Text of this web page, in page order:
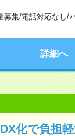
募集/電話対応なし/
詳細へ
化で負担